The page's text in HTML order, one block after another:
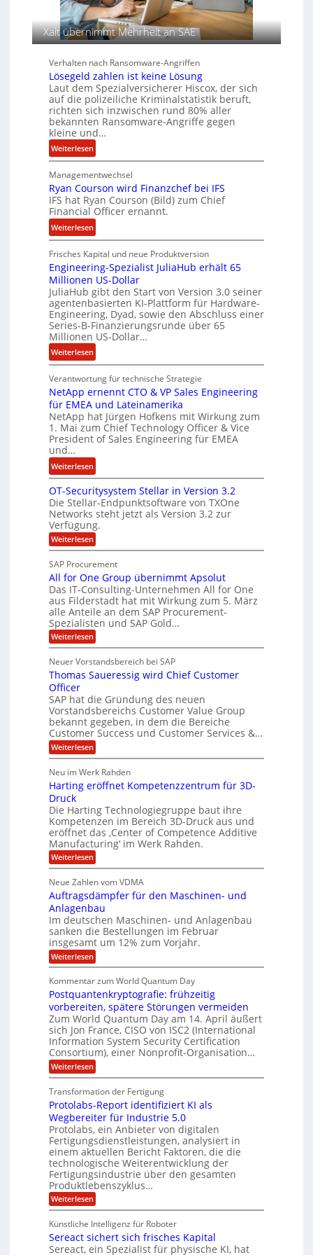
n
u
f
d
r
S
p
u
r
A
g
e
c
y
a
r
b
e
t
n
z
u
s
a
e
n
Xait übernimmt Mehrheit an SAE
Verhalten nach Ransomware-Angriffen
Lösegeld zahlen ist keine Lösung
Laut dem Spezialversicherer Hiscox, der sich
auf die polizeiliche Kriminalstatistik beruft,
richten sich inzwischen rund 80% aller
bekannten Ransomware-Angriffe gegen
kleine und…
Weiterlesen:
L
ö
s
e
g
e
l
d
z
a
h
l
e
n
i
s
e
i
n
e
ö
s
u
n
g
Managementwechsel
Ryan Courson wird Finanzchef bei IFS
IFS hat Ryan Courson (Bild) zum Chief
Financial Officer ernannt.
Weiterlesen:
R
y
a
n
C
o
u
s
o
r
d
F
n
a
n
z
c
h
e
e
i
F
S
Frisches Kapital und neue Produktversion
Engineering-Spezialist JuliaHub erhält 65
Millionen US-Dollar
JuliaHub gibt den Start von Version 3.0 seiner
agentenbasierten KI-Plattform für Hardware-
Engineering, Dyad, sowie den Abschluss einer
Series-B-Finanzierungsrunde über 65
Millionen US-Dollar…
Weiterlesen:
E
n
g
n
e
e
r
i
n
g
S
p
e
z
i
a
l
i
s
t
J
u
i
a
H
u
b
r
h
l
t
6
5
M
i
l
l
i
o
n
e
U
S
-
D
o
l
l
r
Verantwortung für technische Strategie
NetApp ernennt CTO & VP Sales Engineering
für EMEA und Lateinamerika
NetApp hat Jürgen Hofkens mit Wirkung zum
1. Mai zum Chief Technology Officer & Vice
President of Sales Engineering für EMEA
und…
Weiterlesen:
N
e
t
A
p
p
n
e
n
n
t
C
T
O
V
P
S
a
l
e
s
n
g
i
n
e
r
i
n
g
f
ü
r
E
M
E
A
u
n
d
L
a
t
e
i
n
a
m
e
r
i
k
a
OT-Securitysystem Stellar in Version 3.2
Die Stellar-Endpunktsoftware von TXOne
Networks steht jetzt als Version 3.2 zur
Verfügung.
Weiterlesen:
O
-
S
e
c
u
r
i
t
y
y
s
e
m
S
t
e
l
l
r
i
e
r
s
i
o
n
3
.
2
SAP Procurement
All for One Group übernimmt Apsolut
Das IT-Consulting-Unternehmen All for One
aus Filderstadt hat mit Wirkung zum 5. März
alle Anteile an dem SAP Procurement-
Spezialisten und SAP Gold…
Weiterlesen:
A
l
f
r
O
n
e
G
r
o
p
ü
b
r
n
i
m
m
t
A
p
s
o
l
u
t
Neuer Vorstandsbereich bei SAP
Thomas Saueressig wird Chief Customer
Officer
SAP hat die Gründung des neuen
Vorstandsbereichs Customer Value Group
bekannt gegeben, in dem die Bereiche
Customer Success und Customer Services &…
Weiterlesen:
T
o
m
S
a
u
e
r
e
s
i
g
w
i
r
d
C
h
i
e
f
C
u
s
t
o
m
e
r
O
ff
c
e
Neu im Werk Rahden
Harting eröffnet Kompetenzzentrum für 3D-
Druck
Die Harting Technologiegruppe baut ihre
Kompetenzen im Bereich 3D-Druck aus und
eröffnet das ‚Center of Competence Additive
Manufacturing‘ im Werk Rahden.
Weiterlesen:
H
r
t
i
n
g
e
r
ö
f
n
e
t
K
o
m
p
e
t
e
n
z
e
n
t
r
u
m
f
ü
r
3
D
-
D
r
u
Neue Zahlen vom VDMA
Auftragsdämpfer für den Maschinen- und
Anlagenbau
Im deutschen Maschinen- und Anlagenbau
sanken die Bestellungen im Februar
insgesamt um 12% zum Vorjahr.
Weiterlesen:
A
f
t
r
a
g
s
d
ä
m
p
e
f
ü
r
d
e
n
M
a
s
c
h
i
n
e
n
Kommentar zum World Quantum Day
Postquantenkryptografie: frühzeitig
vorbereiten, spätere Störungen vermeiden
Zum World Quantum Day am 14. April äußert
sich Jon France, CISO von ISC2 (International
Information System Security Certification
Consortium), einer Nonprofit-Organisation…
Weiterlesen:
P
s
t
q
u
a
n
t
e
n
k
r
y
p
t
o
g
r
Transformation der Fertigung
Protolabs-Report identifiziert KI als
Wegbereiter für Industrie 5.0
Protolabs, ein Anbieter von digitalen
Fertigungsdienstleistungen, analysiert in
einem aktuellen Bericht Faktoren, die die
technologische Weiterentwicklung der
Fertigungsindustrie über den gesamten
Produktlebenszyklus…
Weiterlesen:
P
o
t
o
Künstliche Intelligenz für Roboter
Sereact sichert sich frisches Kapital
Sereact, ein Spezialist für physische KI, hat